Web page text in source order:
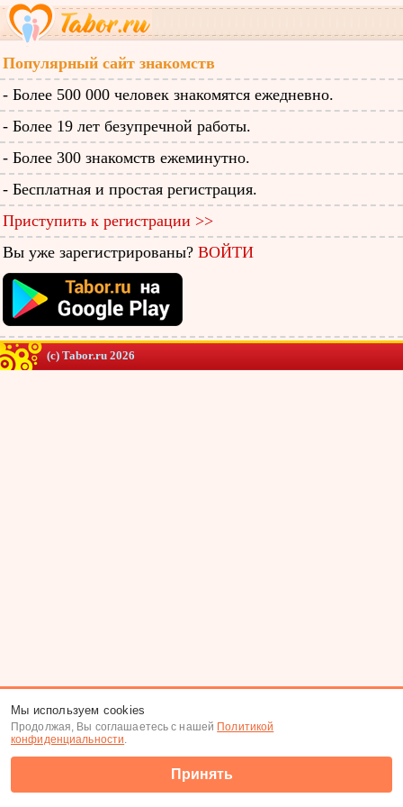
Популярный сайт знакомств
- Более 500 000 человек знакомятся ежедневно.
- Более 19 лет безупречной работы.
- Более 300 знакомств ежеминутно.
- Бесплатная и простая регистрация.
Приступить к регистрации >>
Вы уже зарегистрированы? ВОЙТИ
(c) Tabor.ru 2026
Мы используем cookies
Продолжая, Вы соглашаетесь с нашей Политикой
конфиденциальности.
Принять